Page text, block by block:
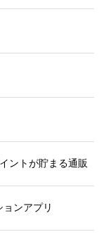
ントが貯まる通販
ンアプリ